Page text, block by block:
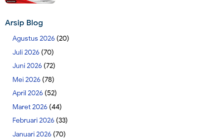
Arsip Blog
Agustus 2026 (20)
Juli 2026 (70)
Juni 2026 (72)
Mei 2026 (78)
April 2026 (52)
Maret 2026 (44)
Februari 2026 (33)
Januari 2026 (70)